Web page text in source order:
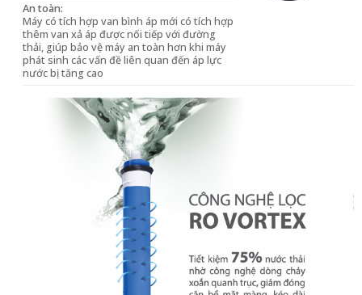
An toàn:
Máy có tích hợp van bình áp mới có tích hợp
thêm van xả áp được nối tiếp với đường
thải, giúp bảo vệ máy an toàn hơn khi máy
phát sinh các vấn đề liên quan đến áp lực
nước bị tăng cao